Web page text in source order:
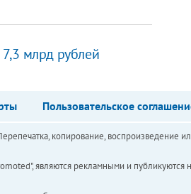
7,3 млрд рублей
Пользовательское
копирование, воспроизведение
являются рекламными и публикуются